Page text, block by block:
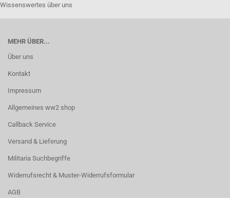
Wissenswertes über uns
MEHR ÜBER...
Über uns
Kontakt
Impressum
Allgemeines ww2 shop
Callback Service
Versand & Lieferung
Militaria Suchbegriffe
Widerrufsrecht & Muster-Widerrufsformular
AGB